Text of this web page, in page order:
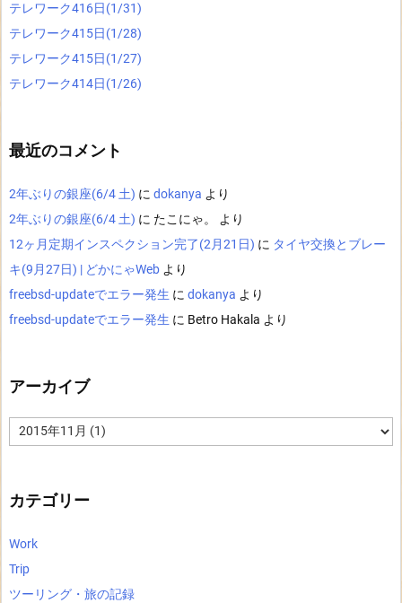
テレワーク416日(1/31)
テレワーク415日(1/28)
テレワーク415日(1/27)
テレワーク414日(1/26)
最近のコメント
2年ぶりの銀座(6/4 土) に dokanya より
2年ぶりの銀座(6/4 土) に たこにゃ。
より
12ヶ月定期インスペクション完了(2月21日) に タイヤ交換とブレー
キ(9月27日) | どかにゃWeb より
freebsd-updateでエラー発生 に dokanya より
freebsd-updateでエラー発生 に Betro Hakala より
アーカイブ
ア
ー
カテゴリー
Work
Trip
ツーリング・旅の記録